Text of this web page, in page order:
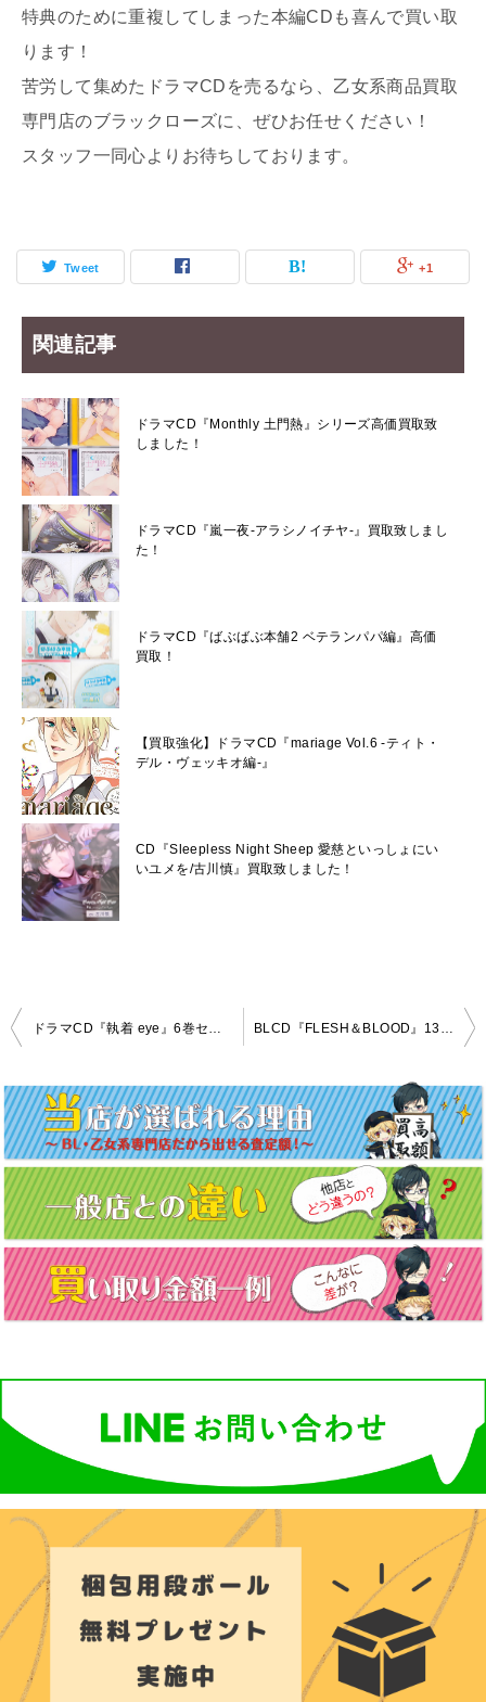
特典のために重複してしまった本編CDも喜んで買い取
ります！
苦労して集めたドラマCDを売るなら、乙女系商品買取
専門店のブラックローズに、ぜひお任せください！
スタッフ一同心よりお待ちしております。
Tweet +1
関連記事
ドラマCD『Monthly 土門熱』シリーズ高価買取致
しました！
ドラマCD『嵐一夜-アラシノイチヤ-』買取致しまし
た！
ドラマCD『ばぶばぶ本舗2 ベテランパパ編』高価
買取！
【買取強化】ドラマCD『mariage Vol.6 -ティト・
デル・ヴェッキオ編-』
CD『Sleepless Night Sheep 愛慈といっしょにい
いユメを/古川慎』買取致しました！
投
ナ
ビ
ゲ
ー
シ
ョ
ン
ドラマCD『執着 eye』6巻セット 高価買取致しました！ BLCD『FLESH＆BLOOD』13巻セット高価買取！